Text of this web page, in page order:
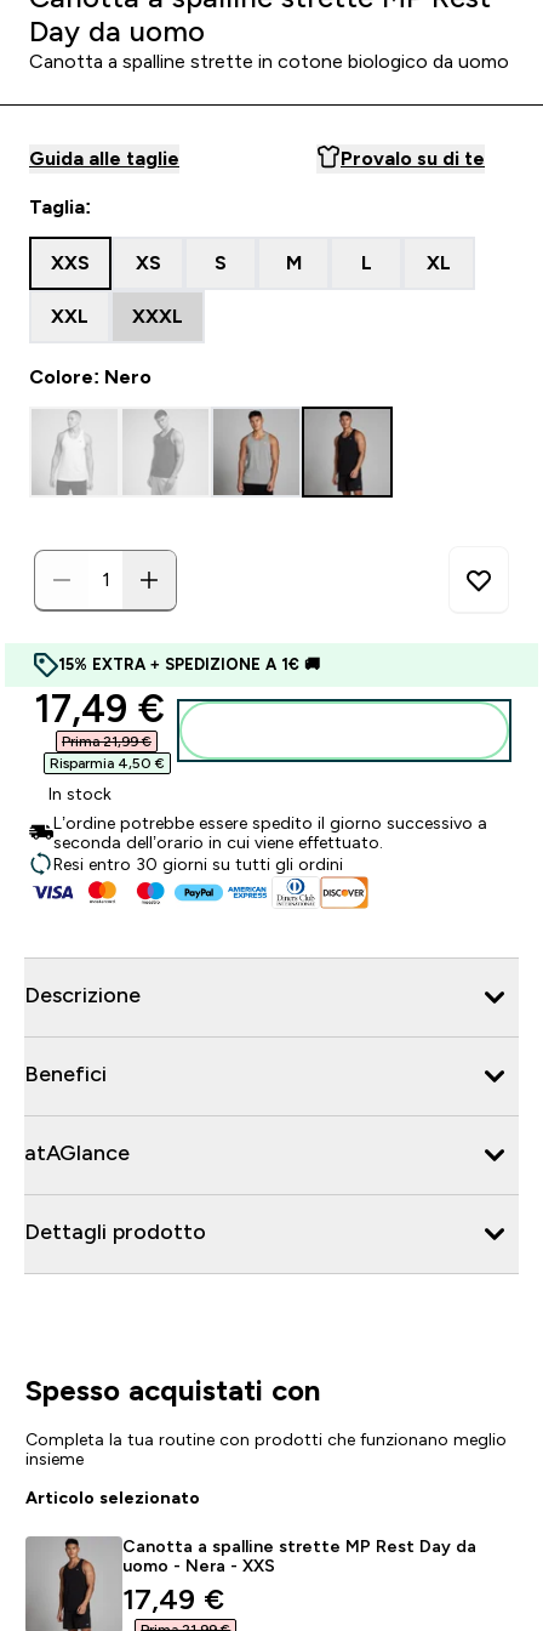
Day da uomo
Canotta a spalline strette in cotone biologico da uomo
Guida alle taglie Provalo su di te
Taglia:
XXS XS S M L XL
XXL XXXL
Colore: Nero
15% EXTRA + SPEDIZIONE A 1€ 🚚
discounted price
17,49 €‎
Prima 21,99 €‎
Risparmia 4,50 €‎
In stock
L’ordine potrebbe essere spedito il giorno successivo a
seconda dell’orario in cui viene effettuato.
Resi entro 30 giorni su tutti gli ordini
Descrizione
Benefici
atAGlance
Dettagli prodotto
Spesso acquistati con
Completa la tua routine con prodotti che funzionano meglio
insieme
Articolo selezionato
Canotta a spalline strette MP Rest Day da
uomo - Nera - XXS
discounted price
17,49 €‎